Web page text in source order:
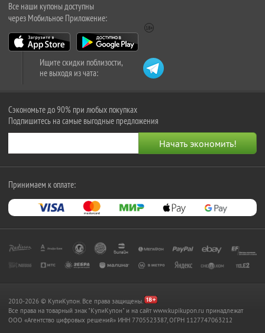
Все наши купоны доступны
через Мобильное Приложение:
Ищите скидки поблизости,
не выходя из чата:
Сэкономьте до 90% при любых покупках
Подпишитесь на самые выгодные предложения
Принимаем к оплате:
2010-2026 © КупиКупон. Все права защищены.
Все права на товарный знак "КупиКупон" и на сайт www.kupikupon.ru принадлежат
OOO «Агентство цифровых решений» ИНН 7705523387, ОГРН 1127747063212